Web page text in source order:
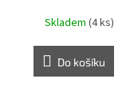
Skladem (4 ks)
Do košíku